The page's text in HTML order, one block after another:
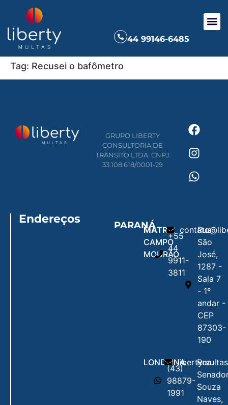
44 99146-6485
Tag: Recusei o bafômetro
GRUPO LIBERTY
CONSULTORIA DE
TRANSITO LTDA. CNPJ
33.108.618/0001-29
Endereços PARANÁMATRIZ
CAMPO
MOURÃO
+55
44
9911-
3811
Rua
São
José,
1287 -
Sala 7
- 1º
andar -
CEP
87303-
190
LONDRINA
(43)
98879-
1991
Rua
Souza
Naves,